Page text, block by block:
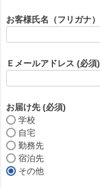
お客様氏名（フリガナ）
Ｅメールアドレス (必須)
お届け先 (必須)
学校
自宅
勤務先
宿泊先
その他